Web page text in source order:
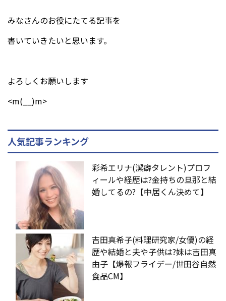
みなさんのお役にたてる記事を
書いていきたいと思います。
よろしくお願いします
<m(__)m>
人気記事ランキング
彩希エリナ(潔癖タレント)プロフ
ィールや経歴は?金持ちの旦那と結
婚してるの?【中居くん決めて】
吉田真希子(料理研究家/女優)の経
歴や結婚と夫や子供は?妹は吉田真
由子【爆報フライデー/世田谷自然
食品CM】